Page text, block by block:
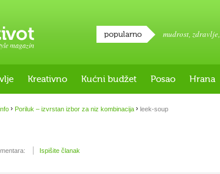
magazin
popularno mudrost, zdravlje,
Kreativno Kućni budžet Posao Hrana
› Poriluk – izvrstan izbor za niz kombinacija › leek-soup
Ispišite članak